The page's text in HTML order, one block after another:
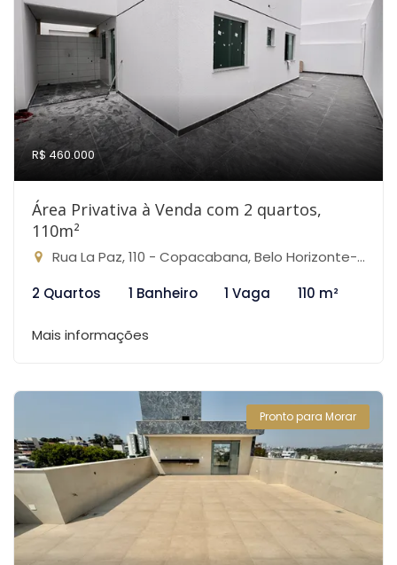
R$ 460.000
Área Privativa à Venda com 2 quartos,
110m²
Rua La Paz, 110 - Copacabana, Belo Horizonte-MG
2 Quartos
1 Banheiro 1 Vaga 110 m²
Mais informações
Pronto para Morar